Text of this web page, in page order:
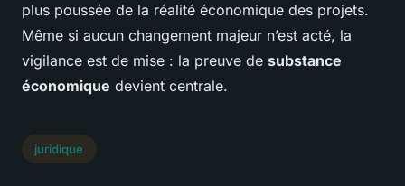
plus poussée de la réalité économique des projets.
Même si aucun changement majeur n’est acté, la
vigilance est de mise : la preuve de substance
économique devient centrale.
juridique